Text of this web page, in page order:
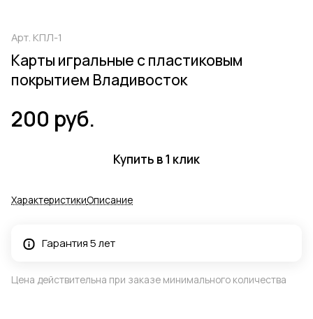
Арт. КПЛ-1
Карты игральные с пластиковым
покрытием Владивосток
200 руб.
Купить в 1 клик
ХарактеристикиОписание
Гарантия 5 лет
Цена действительна при заказе минимального количества